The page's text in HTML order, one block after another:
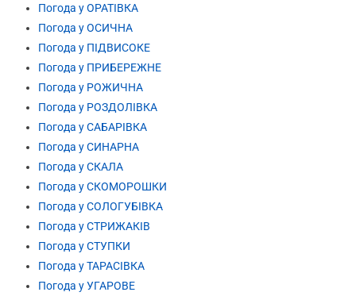
Погода у ОРАТІВКА
Погода у ОСИЧНА
Погода у ПІДВИСОКЕ
Погода у ПРИБЕРЕЖНЕ
Погода у РОЖИЧНА
Погода у РОЗДОЛІВКА
Погода у САБАРІВКА
Погода у СИНАРНА
Погода у СКАЛА
Погода у СКОМОРОШКИ
Погода у СОЛОГУБІВКА
Погода у СТРИЖАКІВ
Погода у СТУПКИ
Погода у ТАРАСІВКА
Погода у УГАРОВЕ